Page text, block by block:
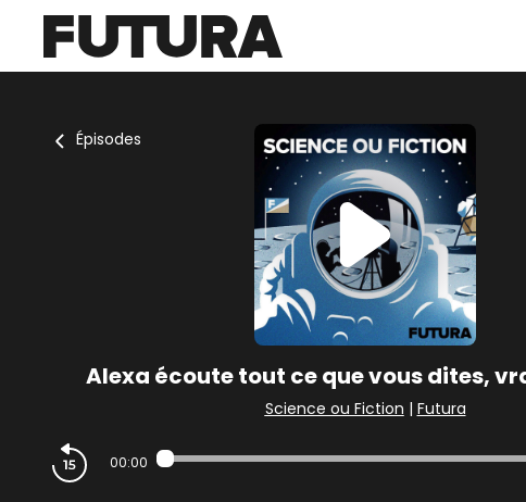
Épisodes
Alexa écoute tout ce que vous dites,
Science ou Fiction | Futura
00:00